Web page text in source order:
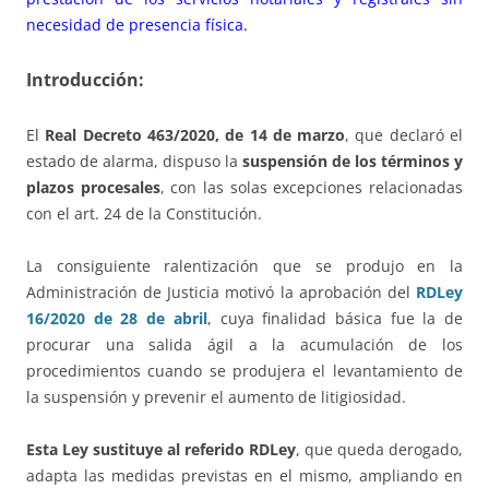
necesidad de presencia física.
Introducción:
El Real Decreto 463/2020, de 14 de marzo, que declaró el
estado de alarma, dispuso la suspensión de los términos y
plazos procesales, con las solas excepciones relacionadas
con el art. 24 de la Constitución.
La consiguiente ralentización que se produjo en la
Administración de Justicia motivó la aprobación del RDLey
16/2020 de 28 de abril, cuya finalidad básica fue la de
procurar una salida ágil a la acumulación de los
procedimientos cuando se produjera el levantamiento de
la suspensión y prevenir el aumento de litigiosidad.
Esta Ley sustituye al referido RDLey, que queda derogado,
adapta las medidas previstas en el mismo, ampliando en